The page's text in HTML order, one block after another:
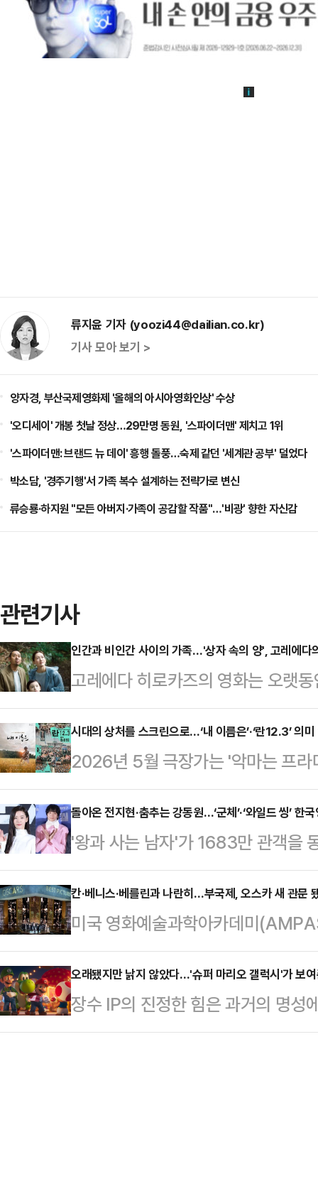
류지윤 기자 (yoozi44@dailian.co.kr)
기사 모아 보기 >
양자경, 부산국제영화제 '올해의 아시아영화인상' 수상
'오디세이' 개봉 첫날 정상…29만명 동원, '스파이더맨' 제치고 1위
'스파이더맨: 브랜드 뉴 데이' 흥행 돌풍…숙제 같던 '세계관 공부' 덜었다
박소담, '경주기행'서 가족 복수 설계하는 전략가로 변신
류승룡·하지원 "모든 아버지·가족이 공감할 작품"…'비광' 향한 자신감
관련기사
인간과 비인간 사이의 가족…'상자 속의 양', 고레에
고레에다 히로카즈의 영화는 오랫
웠다. 그가 보여준 가족은 언제나
다. 혈연보다 함께 보낸 시간이 더
않는 관계 안에서 더 강한 돌봄과
게 이름 붙이지 못하는 관계들을 통
고 사랑이 유지되는 구조를 들여다
그의 문제 의식이 한 단계 더 확장
를 대신해 …
시대의 상처를 스크린으로…‘내 이름은’·‘란12.3’ 의
2026년 5월 극장가는 '악마는 프
할리우드 대작들이 흥행을 이끄는
을 정면으로 응시한 영화들이 의미
과 23만 관객을 돌파하며 선전 중
12.3'은 대형 상업영화 중심으로 재
담은 작품들이 충분히 관객과 호흡
은 최근 극장가에서 보기 드문 관객
다. 대규모…
돌아온 전지현·춤추는 강동원…‘군체’·‘와일드 씽’
'왕과 사는 남자'가 1683만 관객을
'살목지'가 303만 관객을 기록하며
가운데 한국 영화계는 이 기세를 이
다. 그 중심에는 서로 전혀 다른 색
있다.두 작품은 장르도, 분위기도
너지와 스타성을 전면에 내세운다
는 지난해 디즈니플러스 시리즈 '북
이 있다.…
칸·베니스·베를린과 나란히…부국제, 오스카 새 관문
미국 영화예술과학아카데미
장편영화상 출품 규정을 손 본다.
에서 벗어나, 세계 주요 국제영화제
부여하기로 하면서다. 여기에 부산
하게 포함되며 국제 영화계에서의
오래됐지만 낡지 않았다…'슈퍼 마리오 갤럭시'가 보
장수 IP의 진정한 힘은 과거의 명성
운 관객의 직관적 재미를 동시대적